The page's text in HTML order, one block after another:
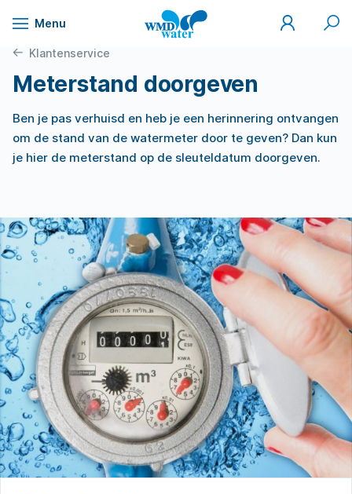
Naar
Menu
WMD
Drinkwater
Mijn
WMD
Zoek
Meterstand doorgeven
Klantenservice
Ben je pas verhuisd en heb je een herinnering ontvangen
om de stand van de watermeter door te geven? Dan kun
je hier de meterstand op de sleuteldatum doorgeven.